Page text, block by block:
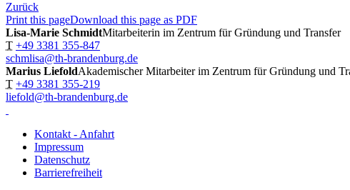
Zurück
Print this pageDownload this page as PDF
Lisa-Marie SchmidtMitarbeiterin im Zentrum für Gründung und Transfer
T +49 3381 355-847
schmlisa@th-brandenburg.de
Marius LiefoldAkademischer Mitarbeiter im Zentrum für Gründung und
T +49 3381 355-219
liefold@th-brandenburg.de
Kontakt - Anfahrt
Impressum
Datenschutz
Barrierefreiheit